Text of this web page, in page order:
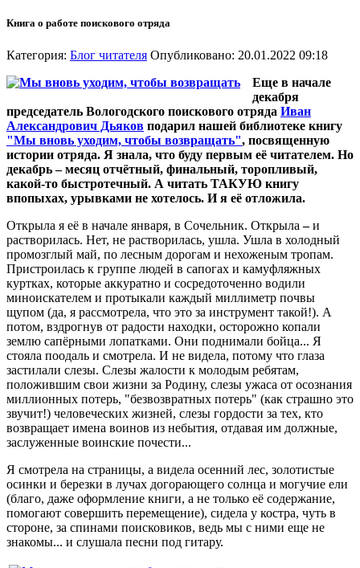
Книга о работе поискового отряда
Категория: Блог читателя Опубликовано: 20.01.2022 09:18
Еще в начале
декабря
председатель Вологодского поискового отряда Иван
Александрович Дьяков подарил нашей библиотеке книгу
"Мы вновь уходим, чтобы возвращать", посвященную
истории отряда. Я знала, что буду первым её читателем. Но
декабрь – месяц отчётный, финальный, торопливый,
какой-то быстротечный. А читать ТАКУЮ книгу
впопыхах, урывками не хотелось. И я её отложила.
Открыла я её в начале января, в Сочельник. Открыла–и
растворилась. Нет, не растворилась, ушла. Ушла в холодный
промозглый май, по лесным дорогам и нехоженым тропам.
Пристроилась к группе людей в сапогах и камуфляжных
куртках, которые аккуратно и сосредоточенно водили
миноискателем и протыкали каждый миллиметр почвы
щупом (да, я рассмотрела, что это за инструмент такой!). А
потом, вздрогнув от радости находки, осторожно копали
землю сапёрными лопатками. Они поднимали бойца... Я
стояла поодаль и смотрела. И не видела, потому что глаза
застилали слезы. Слезы жалости к молодым ребятам,
положившим свои жизни за Родину, слезы ужаса от осознания
миллионных потерь, "безвозвратных потерь" (как страшно это
звучит!) человеческих жизней, слезы гордости за тех, кто
возвращает имена воинов из небытия, отдавая им должные,
заслуженные воинские почести...
Я смотрела на страницы, а видела осенний лес, золотистые
осинки и березки в лучах догорающего солнца и могучие ели
(благо, даже оформление книги, а не только её содержание,
помогают совершить перемещение), сидела у костра, чуть в
стороне, за спинами поисковиков, ведь мы с ними еще не
знакомы... и слушала песни под гитару.